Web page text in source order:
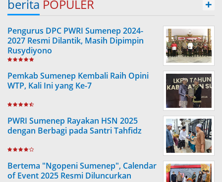
berita POPULER +
Pengurus DPC PWRI Sumenep 2024-
2027 Resmi Dilantik, Masih Dipimpin
Rusydiyono
Pemkab Sumenep Kembali Raih Opini
WTP, Kali Ini yang Ke-7
PWRI Sumenep Rayakan HSN 2025
dengan Berbagi pada Santri Tahfidz
Bertema "Ngopeni Sumenep", Calendar
of Event 2025 Resmi Diluncurkan